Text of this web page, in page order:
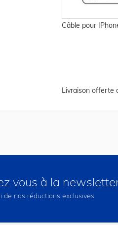
Câble pour
Livraison offerte
vous à la
de nos réductions exclusives